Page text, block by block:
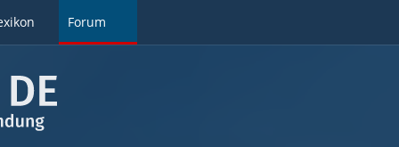
Forum